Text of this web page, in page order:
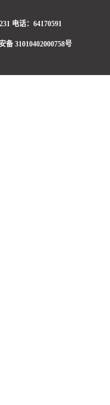
电话：64170591
备 31010402000758号